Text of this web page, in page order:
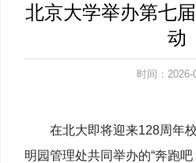
北京大学举办第七
动
时间：2026-
在北大即将迎来128周年
明园管理处共同举办的“奔跑